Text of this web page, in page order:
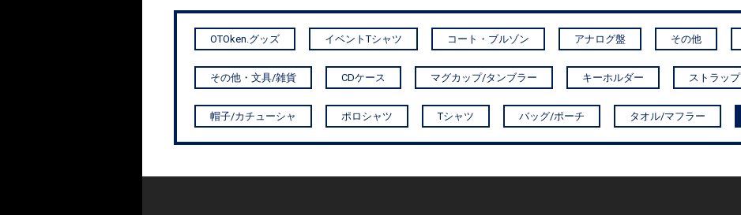
OTOken.グッズ イベントTシャツ コート・ブルゾン アナログ盤 その他
その他・文具/雑貨 CDケース マグカップ/タンブラー キーホルダー ストラップ
帽子/カチューシャ ポロシャツ Tシャツ バッグ/ポーチ タオル/マフラー